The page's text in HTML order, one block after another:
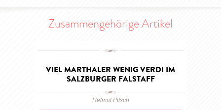
Zusammengehörige Artikel
VIEL MARTHALER WENIG VERDI IM
SALZBURGER FALSTAFF
Helmut Pitsch